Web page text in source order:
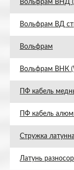
Вольфрам ВНД
Вольфрам ВД
Вольфрам
Вольфрам ВНК
ПФ кабель
ПФ кабель
Стружка
Латунь